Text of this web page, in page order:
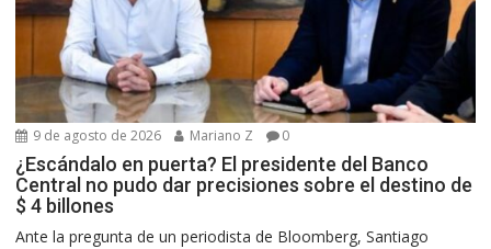
9 de agosto de 2026 Mariano Z 0
¿Escándalo en puerta? El presidente del Banco
Central no pudo dar precisiones sobre el destino de
$ 4 billones
Ante la pregunta de un periodista de Bloomberg, Santiago